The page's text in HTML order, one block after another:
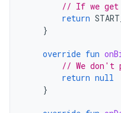
// If we get
return
}
override fun
// We don't
return null
}